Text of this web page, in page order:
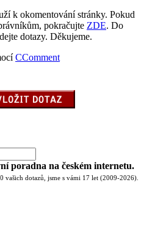
k okomentování stránky. Pokud
pokračujte ZDE. Do
dotazy. Děkujeme.
CComment
poradna na českém internetu.
vašich dotazů, jsme s vámi 17 let (2009-2026).